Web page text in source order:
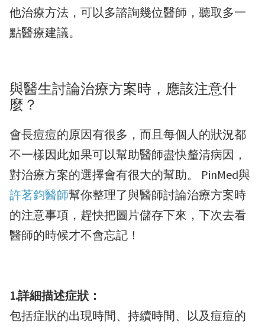
他治療方法，可以多諮詢幾位醫師，聽取多一
點醫療建議。
與醫生討論治療方案時，應該注意什
麼？
會長痘痘的原因有很多，而且每個人的狀況都
不一樣因此如果可以幫助醫師盡快釐清病因，
對治療方案的選擇會有很大的幫助。 PinMed與
許茗鈞醫師幫你整理了與醫師討論治療方案時
的注意事項，趕快把圖片儲存下來，下次去看
醫師的時候才不會忘記！
1.詳細描述症狀：
包括症狀的出現時間、持續時間、以及痘痘的